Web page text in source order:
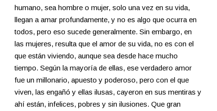
humano, sea hombre o mujer, solo una vez en su vida,
llegan a amar profundamente, y no es algo que ocurra en
todos, pero eso sucede generalmente. Sin embargo, en
las mujeres, resulta que el amor de su vida, no es con el
que están viviendo, aunque sea desde hace mucho
tiempo. Según la mayoría de ellas, ese verdadero amor
fue un millonario, apuesto y poderoso, pero con el que
viven, las engañó y ellas ilusas, cayeron en sus mentiras y
ahí están, infelices, pobres y sin ilusiones. Que gran